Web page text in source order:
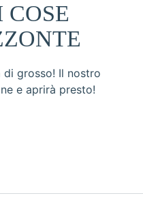
di grosso! Il nostro
e aprirà presto!